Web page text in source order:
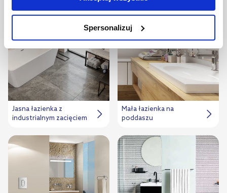
jednak, że zablokowane niektóre pliki cookie mogą mieć wpływ
na sposób dostarczania treści niedostosowanych do potrzeb
Aby uzyskać więcej informacji na temat plików plików cookie,
kliknij „Ustawienia plików cookie”.
Jeśli chcesz uzyskać więcej
informacji na temat plików cookie i tego, dlaczego ich przepisy,
przejdź do zakładek „Informacje o plikach cookie”.
Spersonalizuj
Jasna łazienka z
industrialnym zacięciem
Mała łazienka na
poddaszu